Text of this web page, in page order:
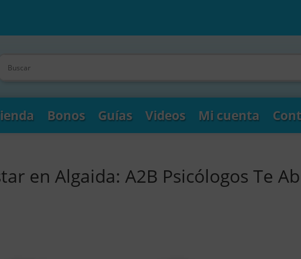
Bonos Guías Videos Mi cuenta
en Algaida: A2B Psicólogos Te